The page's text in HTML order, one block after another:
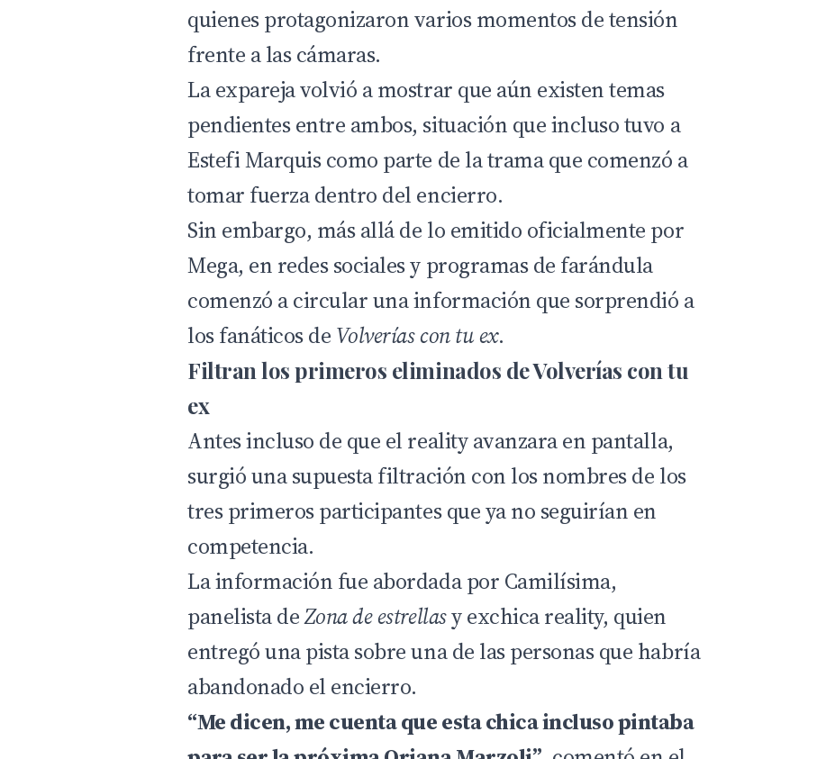
quienes protagonizaron varios momentos de tensión
frente a las cámaras.
La expareja volvió a mostrar que aún existen temas
pendientes entre ambos, situación que incluso tuvo a
Estefi Marquis como parte de la trama que comenzó a
tomar fuerza dentro del encierro.
Sin embargo, más allá de lo emitido oficialmente por
Mega, en redes sociales y programas de farándula
comenzó a circular una información que sorprendió a
los fanáticos de Volverías con tu ex.
Filtran los primeros eliminados de Volverías con tu
ex
Antes incluso de que el reality avanzara en pantalla,
surgió una supuesta filtración con los nombres de los
tres primeros participantes que ya no seguirían en
competencia.
La información fue abordada por Camilísima,
panelista deZona de estrellasy exchica reality, quien
entregó una pista sobre una de las personas que habría
abandonado el encierro.
“Me dicen, me cuenta que esta chica incluso pintaba